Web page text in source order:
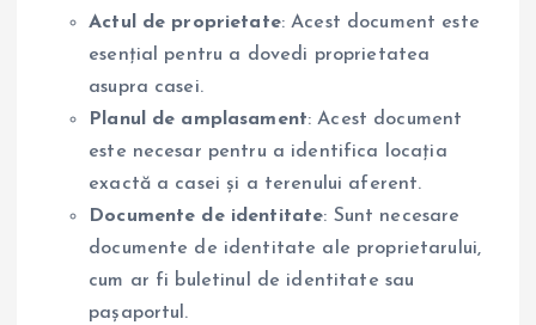
Actul de proprietate: Acest document este
esențial pentru a dovedi proprietatea
asupra casei.
Planul de amplasament: Acest document
este necesar pentru a identifica locația
exactă a casei și a terenului aferent.
Documente de identitate: Sunt necesare
documente de identitate ale proprietarului,
cum ar fi buletinul de identitate sau
pașaportul.